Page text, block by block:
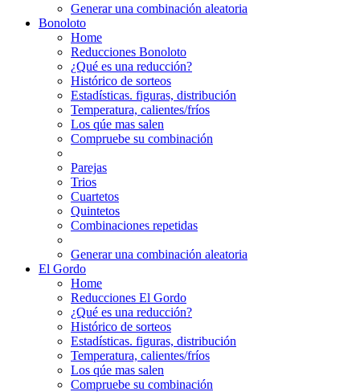
Generar una combinación aleatoria
Bonoloto
Home
Reducciones Bonoloto
¿Qué es una reducción?
Histórico de sorteos
Estadísticas. figuras, distribución
Temperatura, calientes/fríos
Los qúe mas salen
Compruebe su combinación
Parejas
Trios
Cuartetos
Quintetos
Combinaciones repetidas
Generar una combinación aleatoria
El Gordo
Home
Reducciones El Gordo
¿Qué es una reducción?
Histórico de sorteos
Estadísticas. figuras, distribución
Temperatura, calientes/fríos
Los qúe mas salen
Compruebe su combinación